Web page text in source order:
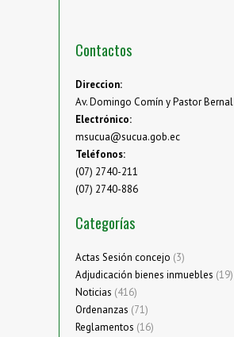
Contactos
Direccion:
Av. Domingo Comín y Pastor Bernal
Electrónico:
msucua@sucua.gob.ec
Teléfonos:
(07) 2740-211
(07) 2740-886
Categorías
Actas Sesión concejo (3)
Adjudicación bienes inmuebles (19)
Noticias (416)
Ordenanzas (71)
Reglamentos (16)